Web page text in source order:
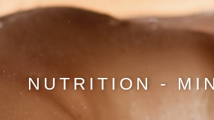
GUIDE CADEAUX
NUTRITION -